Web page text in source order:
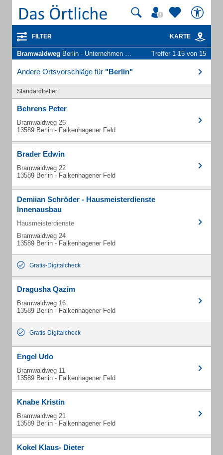
FILTER KARTE
Bramwaldweg Berlin - Unternehmen und Personen Treffer 1-15 von 15
Andere Ortsvorschläge für "Berlin"
Standardtreffer
Behrens Peter
Bramwaldweg 26
13589 Berlin - Falkenhagener Feld
Brader Edwin
Bramwaldweg 22
13589 Berlin - Falkenhagener Feld
Demiian Schröder - Hausmeisterdienste
Innenausbau
Hausmeisterdienste
Bramwaldweg 24
13589 Berlin - Falkenhagener Feld
Gratis-Digitalcheck
Dragusha Qazim
Bramwaldweg 16
13589 Berlin - Falkenhagener Feld
Gratis-Digitalcheck
Engel Udo
Bramwaldweg 11
13589 Berlin - Falkenhagener Feld
Knabe Kristin
Bramwaldweg 21
13589 Berlin - Falkenhagener Feld
Kokel Klaus- Dieter